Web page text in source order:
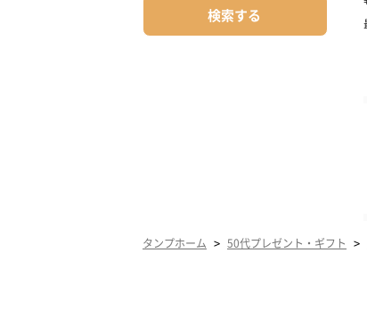
検索する
タンプホーム > 50代プレゼント・ギフト >